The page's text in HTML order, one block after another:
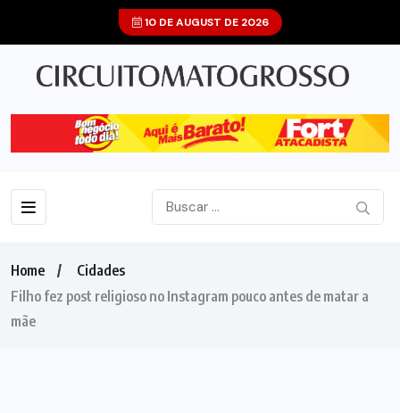
10 DE AUGUST DE 2026
Home
Cidades
Filho fez post religioso no Instagram pouco antes de matar a
mãe